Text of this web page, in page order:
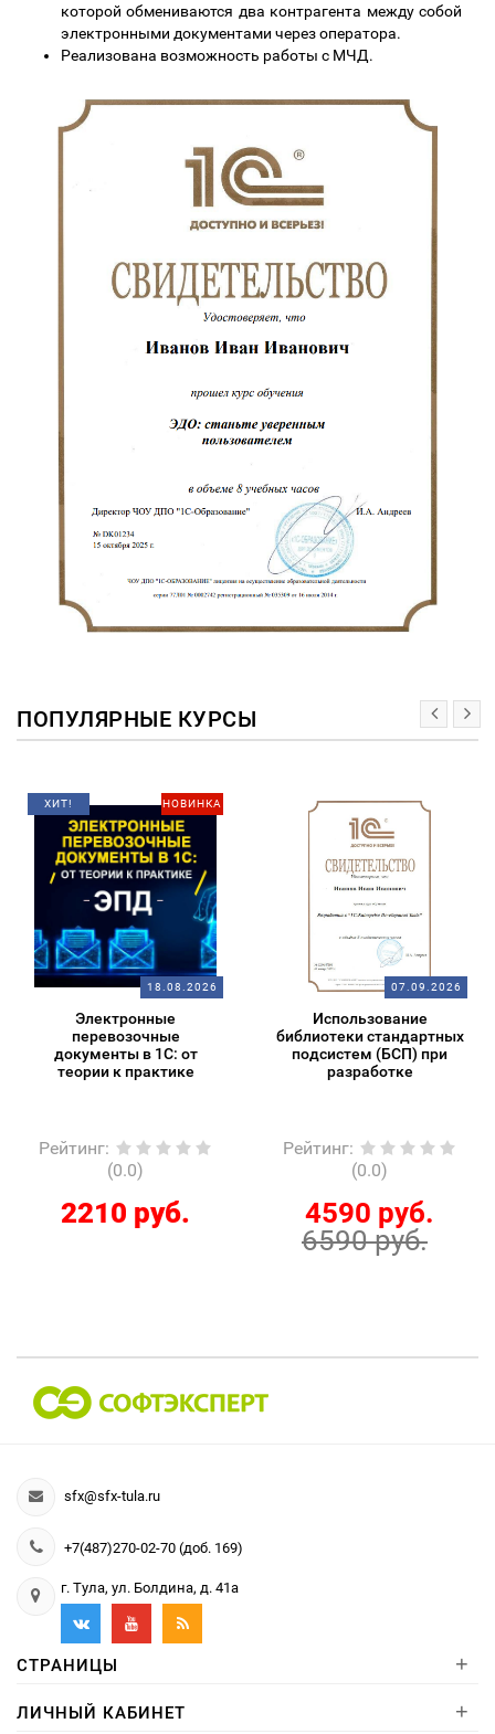
которой обмениваются два контрагента между собой
электронными документами через оператора.
Реализована возможность работы с МЧД.
ПОПУЛЯРНЫЕ КУРСЫ
НОВИНКА
ХИТ!
18.08.2026
Электронные
перевозочные
документы в 1С: от
теории к практике
Рейтинг:
(0.0)
2210 руб.
07.09.2026
Использование
библиотеки стандартных
подсистем (БСП) при
разработке
Рейтинг:
(0.0)
4590 руб.
6590 руб.
sfx@sfx-tula.ru
+7(487)270-02-70 (доб. 169)
г. Тула, ул. Болдина, д. 41а
СТРАНИЦЫ +
ЛИЧНЫЙ КАБИНЕТ +